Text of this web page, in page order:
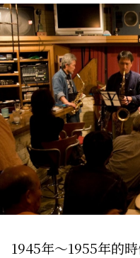
1945年～1955年的